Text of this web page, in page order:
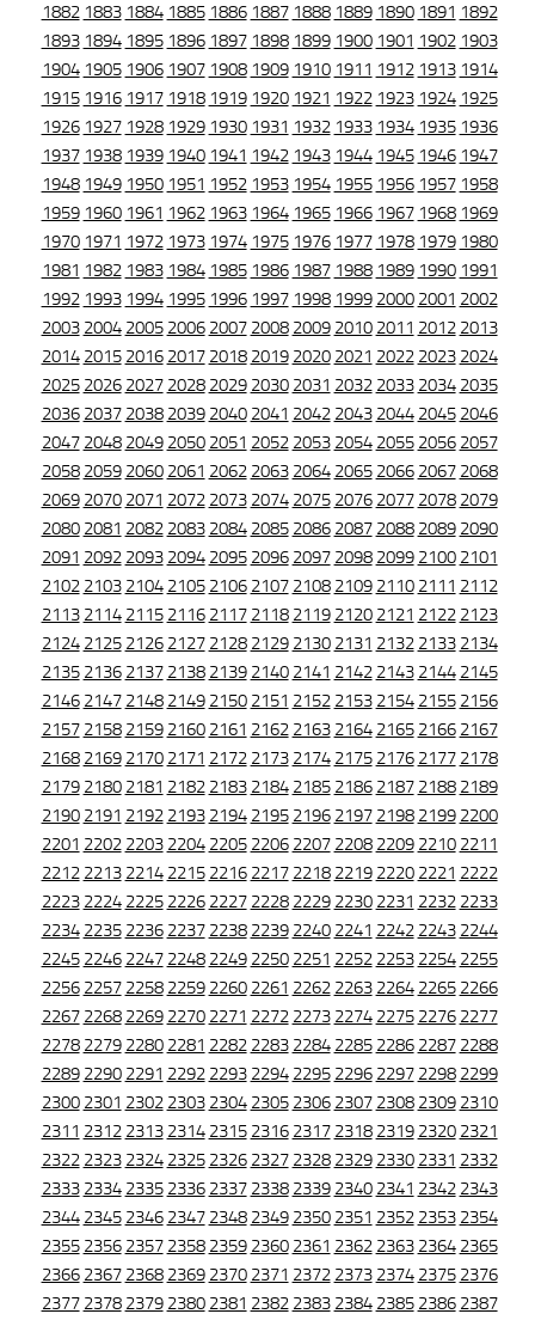
1882 1883 1884 1885 1886 1887 1888 1889 1890 1891 1892
1893 1894 1895 1896 1897 1898 1899 1900 1901 1902 1903
1904 1905 1906 1907 1908 1909 1910 1911 1912 1913 1914
1915 1916 1917 1918 1919 1920 1921 1922 1923 1924 1925
1926 1927 1928 1929 1930 1931 1932 1933 1934 1935 1936
1937 1938 1939 1940 1941 1942 1943 1944 1945 1946 1947
1948 1949 1950 1951 1952 1953 1954 1955 1956 1957 1958
1959 1960 1961 1962 1963 1964 1965 1966 1967 1968 1969
1970 1971 1972 1973 1974 1975 1976 1977 1978 1979 1980
1981 1982 1983 1984 1985 1986 1987 1988 1989 1990 1991
1992 1993 1994 1995 1996 1997 1998 1999 2000 2001 2002
2003 2004 2005 2006 2007 2008 2009 2010 2011 2012 2013
2014 2015 2016 2017 2018 2019 2020 2021 2022 2023 2024
2025 2026 2027 2028 2029 2030 2031 2032 2033 2034 2035
2036 2037 2038 2039 2040 2041 2042 2043 2044 2045 2046
2047 2048 2049 2050 2051 2052 2053 2054 2055 2056 2057
2058 2059 2060 2061 2062 2063 2064 2065 2066 2067 2068
2069 2070 2071 2072 2073 2074 2075 2076 2077 2078 2079
2080 2081 2082 2083 2084 2085 2086 2087 2088 2089 2090
2091 2092 2093 2094 2095 2096 2097 2098 2099 2100 2101
2102 2103 2104 2105 2106 2107 2108 2109 2110 2111 2112
2113 2114 2115 2116 2117 2118 2119 2120 2121 2122 2123
2124 2125 2126 2127 2128 2129 2130 2131 2132 2133 2134
2135 2136 2137 2138 2139 2140 2141 2142 2143 2144 2145
2146 2147 2148 2149 2150 2151 2152 2153 2154 2155 2156
2157 2158 2159 2160 2161 2162 2163 2164 2165 2166 2167
2168 2169 2170 2171 2172 2173 2174 2175 2176 2177 2178
2179 2180 2181 2182 2183 2184 2185 2186 2187 2188 2189
2190 2191 2192 2193 2194 2195 2196 2197 2198 2199 2200
2201 2202 2203 2204 2205 2206 2207 2208 2209 2210 2211
2212 2213 2214 2215 2216 2217 2218 2219 2220 2221 2222
2223 2224 2225 2226 2227 2228 2229 2230 2231 2232 2233
2234 2235 2236 2237 2238 2239 2240 2241 2242 2243 2244
2245 2246 2247 2248 2249 2250 2251 2252 2253 2254 2255
2256 2257 2258 2259 2260 2261 2262 2263 2264 2265 2266
2267 2268 2269 2270 2271 2272 2273 2274 2275 2276 2277
2278 2279 2280 2281 2282 2283 2284 2285 2286 2287 2288
2289 2290 2291 2292 2293 2294 2295 2296 2297 2298 2299
2300 2301 2302 2303 2304 2305 2306 2307 2308 2309 2310
2311 2312 2313 2314 2315 2316 2317 2318 2319 2320 2321
2322 2323 2324 2325 2326 2327 2328 2329 2330 2331 2332
2333 2334 2335 2336 2337 2338 2339 2340 2341 2342 2343
2344 2345 2346 2347 2348 2349 2350 2351 2352 2353 2354
2355 2356 2357 2358 2359 2360 2361 2362 2363 2364 2365
2366 2367 2368 2369 2370 2371 2372 2373 2374 2375 2376
2377 2378 2379 2380 2381 2382 2383 2384 2385 2386 2387